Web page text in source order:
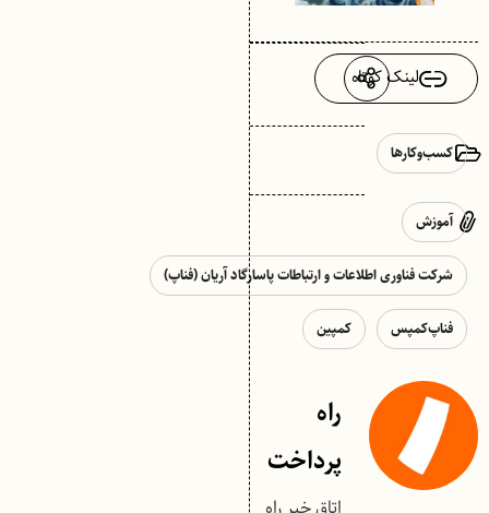
لینک کوتاه
کسب‌وکارها
آموزش
شرکت فناوری اطلاعات و ارتباطات پاسارگاد آریان (فناپ)
فناپ‌کمپس کمپین
راه
پرداخت